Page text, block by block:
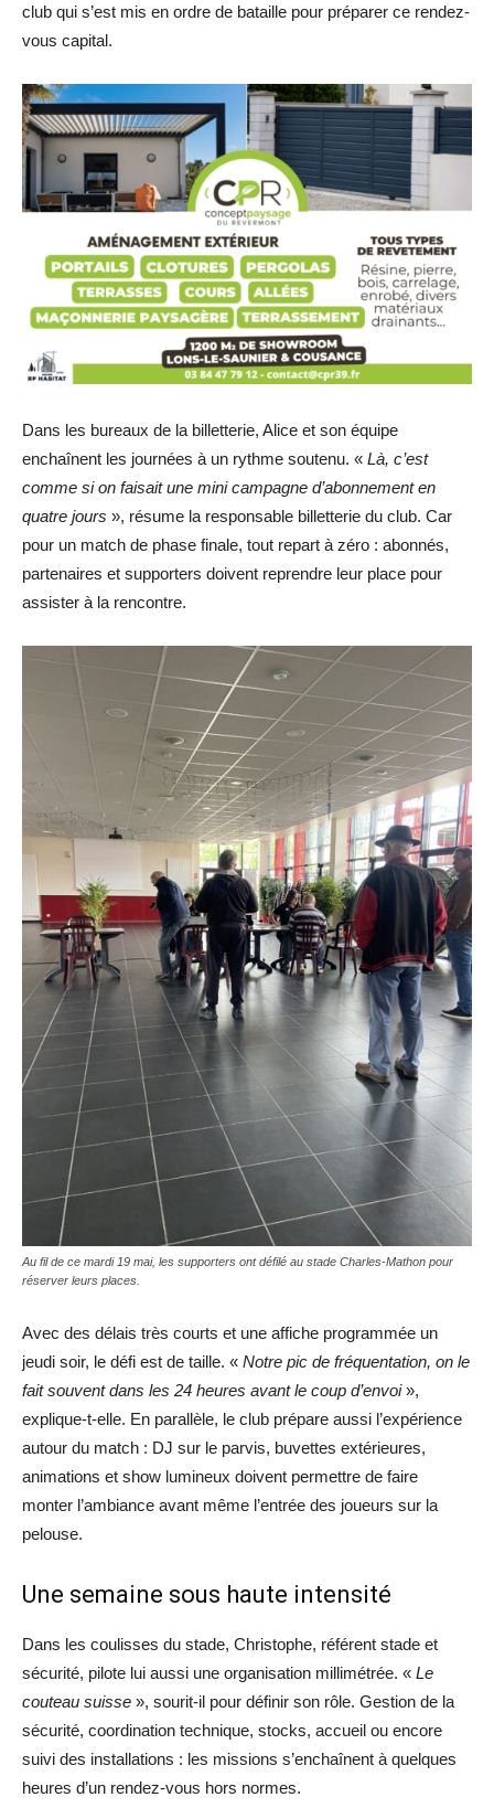
club qui s’est mis en ordre de bataille pour préparer ce rendez-
vous capital.
Dans les bureaux de la billetterie, Alice et son équipe
enchaînent les journées à un rythme soutenu. « Là, c’est
comme si on faisait une mini campagne d’abonnement en
quatre jours », résume la responsable billetterie du club. Car
pour un match de phase finale, tout repart à zéro : abonnés,
partenaires et supporters doivent reprendre leur place pour
assister à la rencontre.
Au fil de ce mardi 19 mai, les supporters ont défilé au stade Charles-Mathon pour
réserver leurs places.
Avec des délais très courts et une affiche programmée un
jeudi soir, le défi est de taille. « Notre pic de fréquentation, on le
fait souvent dans les 24 heures avant le coup d’envoi»,
explique-t-elle. En parallèle, le club prépare aussi l’expérience
autour du match : DJ sur le parvis, buvettes extérieures,
animations et show lumineux doivent permettre de faire
monter l’ambiance avant même l’entrée des joueurs sur la
pelouse.
Une semaine sous haute intensité
Dans les coulisses du stade, Christophe, référent stade et
sécurité, pilote lui aussi une organisation millimétrée. « Le
couteau suisse », sourit-il pour définir son rôle. Gestion de la
sécurité, coordination technique, stocks, accueil ou encore
suivi des installations : les missions s’enchaînent à quelques
heures d’un rendez-vous hors normes.